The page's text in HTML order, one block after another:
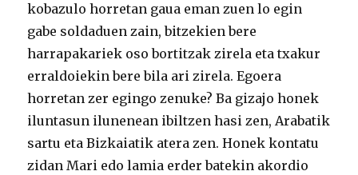
kobazulo horretan gaua eman zuen lo egin
gabe soldaduen zain, bitzekien bere
harrapakariek oso bortitzak zirela eta txakur
erraldoiekin bere bila ari zirela. Egoera
horretan zer egingo zenuke? Ba gizajo honek
iluntasun ilunenean ibiltzen hasi zen, Arabatik
sartu eta Bizkaiatik atera zen. Honek kontatu
zidan Mari edo lamia erder batekin akordio